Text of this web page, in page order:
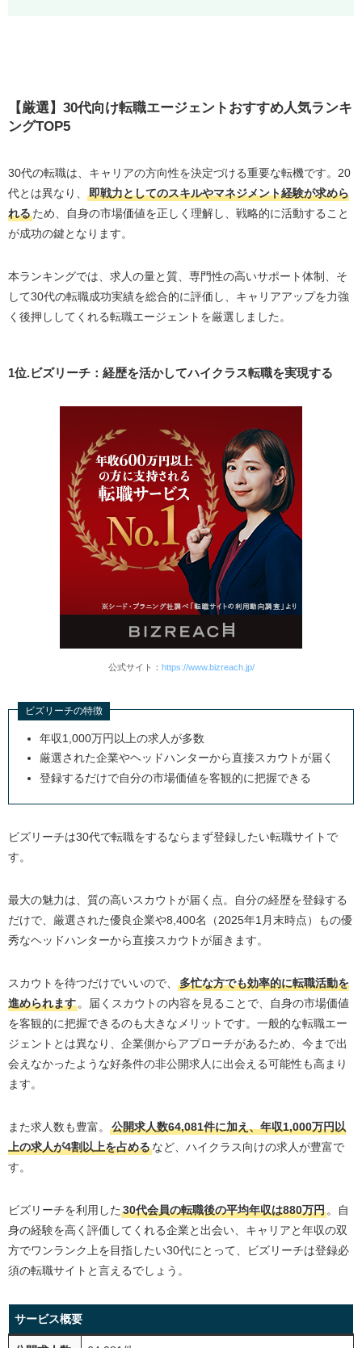
まとめ|30代の転職エージェントは併用がおすすめ
【厳選】30代向け転職エージェントおすすめ人気ランキ
ングTOP5
30代の転職は、キャリアの方向性を決定づける重要な転機です。20
代とは異なり、
即戦力としてのスキルやマネジメント経験が求めら
れるため、自身の市場価値を正しく理解し、戦略的に活動すること
が成功の鍵となります。
本ランキングでは、求人の量と質、専門性の高いサポート体制、そ
して30代の転職成功実績を総合的に評価し、キャリアアップを力強
く後押ししてくれる転職エージェントを厳選しました。
1位.ビズリーチ：経歴を活かしてハイクラス転職を実現する
公式サイト： https://www.bizreach.jp/
ビズリーチの特徴
年収1,000万円以上の求人が多数
厳選された企業やヘッドハンターから直接スカウトが届く
登録するだけで自分の市場価値を客観的に把握できる
ビズリーチは30代で転職をするならまず登録したい転職サイトで
す。
最大の魅力は、質の高いスカウトが届く点。自分の経歴を登録する
だけで、厳選された優良企業や8,400名（2025年1月末時点）もの優
秀なヘッドハンターから直接スカウトが届きます。
スカウトを待つだけでいいので、
多忙な方でも効率的に転職活動を
進められます。届くスカウトの内容を見ることで、自身の市場価値
を客観的に把握できるのも大きなメリットです。一般的な転職エー
ジェントとは異なり、企業側からアプローチがあるため、今まで出
会えなかったような好条件の非公開求人に出会える可能性も高まり
ます。
また求人数も豊富。
公開求人数64,081件に加え、年収1,000万円以
上の求人が4割以上を占めるなど、ハイクラス向けの求人が豊富で
す。
ビズリーチを利用した 30代会員の転職後の平均年収は880万円。自
身の経験を高く評価してくれる企業と出会い、キャリアと年収の双
方でワンランク上を目指したい30代にとって、ビズリーチは登録必
須の転職サイトと言えるでしょう。
サービス概要